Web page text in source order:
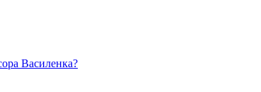
Василенка?